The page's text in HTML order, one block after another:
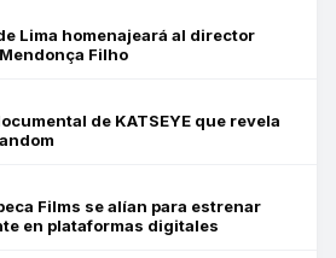
Lima homenajeará al director
Filho
de KATSEYE que revela
Films se alían para estrenar
en plataformas digitales